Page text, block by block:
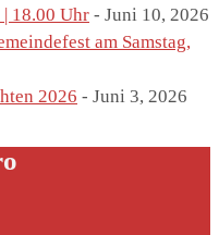
18.00 Uhr - Juni 10, 2026
am Samstag,
2026 - Juni 3, 2026